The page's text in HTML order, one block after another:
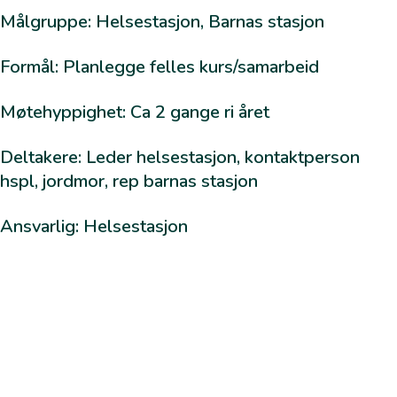
Samarbeidsmøte – Helsestasjon og Barnas Stasjon
Ansvarsgruppemøte/ BTI-møte – Habilitering
BUTT – barn og unges tverrfaglige team
Kjernegruppe
Kommunalt systemnivå
Målgruppe: Helsestasjon, Barnas stasjon
Formål: Planlegge felles kurs/samarbeid
Møtehyppighet: Ca 2 gange ri året
Deltakere: Leder helsestasjon, kontaktperson
hspl, jordmor, rep barnas stasjon
Ansvarlig: Helsestasjon